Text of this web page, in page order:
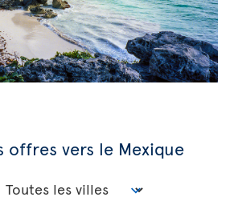
offres vers le Mexique